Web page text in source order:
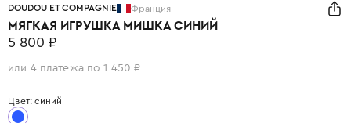
DOUDOU ET COMPAGNIE Франция
МЯГКАЯ ИГРУШКА МИШКА СИНИЙ
5 800 ₽
или 4 платежа по 1 450 ₽
Цвет: синий